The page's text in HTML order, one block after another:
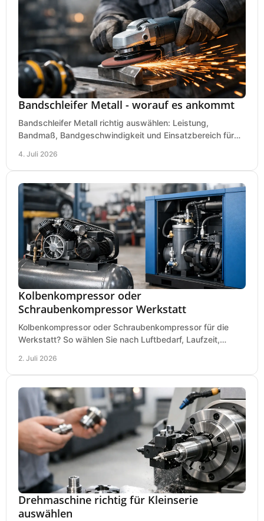
Bandschleifer Metall - worauf es ankommt
Bandschleifer Metall richtig auswählen: Leistung,
Bandmaß, Bandgeschwindigkeit und Einsatzbereich für
4. Juli 2026
Kolbenkompressor oder
Schraubenkompressor Werkstatt
Kolbenkompressor oder Schraubenkompressor für die
Werkstatt? So wählen Sie nach Luftbedarf, Laufzeit,
2. Juli 2026
Drehmaschine richtig für Kleinserie
auswählen